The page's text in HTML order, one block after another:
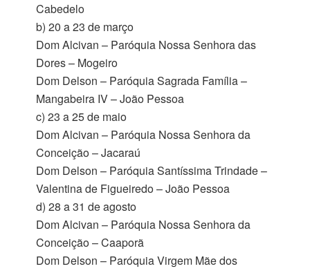
Cabedelo
b) 20 a 23 de março
Dom Alcivan – Paróquia Nossa Senhora das
Dores – Mogeiro
Dom Delson – Paróquia Sagrada Família –
Mangabeira IV – João Pessoa
c) 23 a 25 de maio
Dom Alcivan – Paróquia Nossa Senhora da
Conceição – Jacaraú
Dom Delson – Paróquia Santíssima Trindade –
Valentina de Figueiredo – João Pessoa
d) 28 a 31 de agosto
Dom Alcivan – Paróquia Nossa Senhora da
Conceição – Caaporã
Dom Delson – Paróquia Virgem Mãe dos